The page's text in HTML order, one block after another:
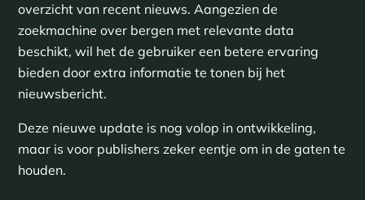
overzicht van recent nieuws. Aangezien de
zoekmachine over bergen met relevante data
beschikt, wil het de gebruiker een betere ervaring
bieden door extra informatie te tonen bij het
nieuwsbericht.
Deze nieuwe update is nog volop in ontwikkeling,
maar is voor publishers zeker eentje om in de gaten te
houden.